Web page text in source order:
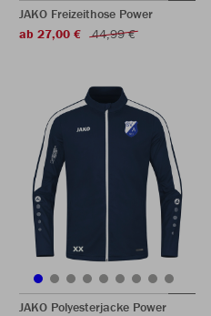
JAKO Freizeithose Power
ab 27,00 €
44,99 €
JAKO Polyesterjacke Power